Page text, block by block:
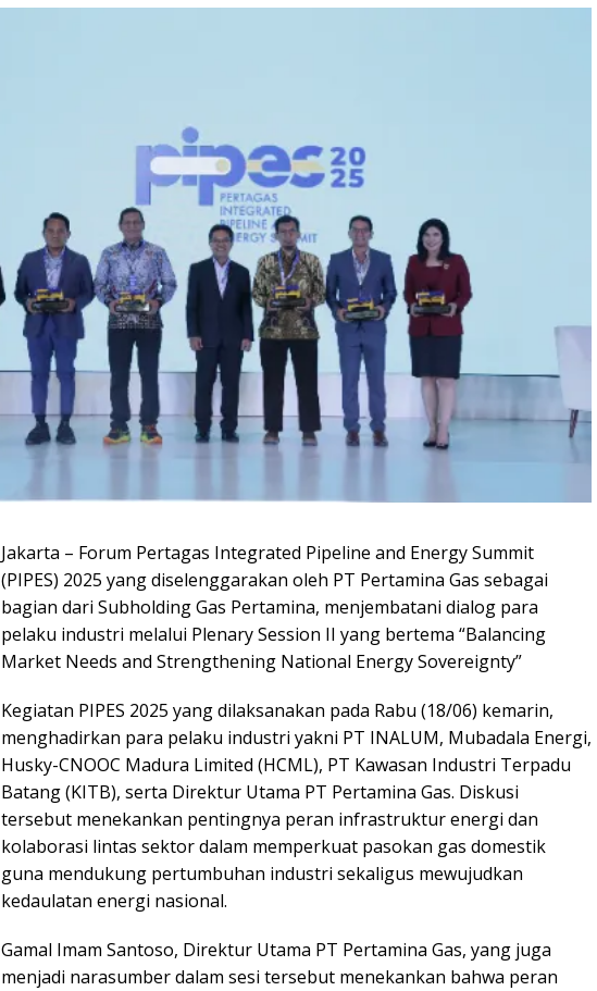
Jakarta – Forum Pertagas Integrated Pipeline and Energy Summit
(PIPES) 2025 yang diselenggarakan oleh PT Pertamina Gas sebagai
bagian dari Subholding Gas Pertamina, menjembatani dialog para
pelaku industri melalui Plenary Session II yang bertema “Balancing
Market Needs and Strengthening National Energy Sovereignty”
Kegiatan PIPES 2025 yang dilaksanakan pada Rabu (18/06) kemarin,
menghadirkan para pelaku industri yakni PT INALUM, Mubadala Energi,
Husky-CNOOC Madura Limited (HCML), PT Kawasan Industri Terpadu
Batang (KITB), serta Direktur Utama PT Pertamina Gas. Diskusi
tersebut menekankan pentingnya peran infrastruktur energi dan
kolaborasi lintas sektor dalam memperkuat pasokan gas domestik
guna mendukung pertumbuhan industri sekaligus mewujudkan
kedaulatan energi nasional.
Gamal Imam Santoso, Direktur Utama PT Pertamina Gas, yang juga
menjadi narasumber dalam sesi tersebut menekankan bahwa peran